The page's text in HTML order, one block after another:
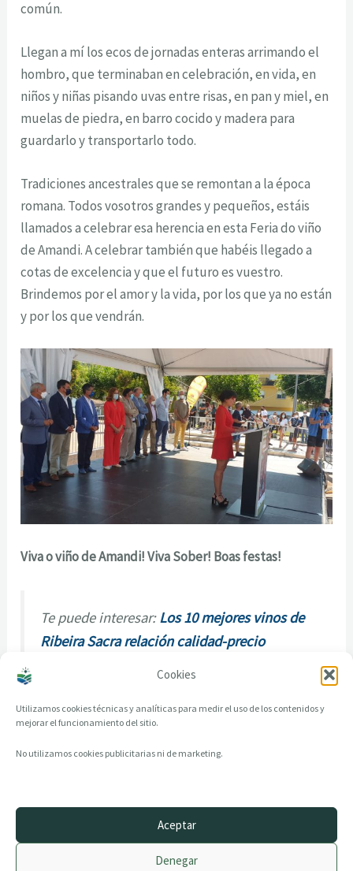
Cookies
Utilizamos cookies técnicas y analíticas para medir el uso de los contenidos y
mejorar el funcionamiento del sitio.
No utilizamos cookies publicitarias ni de marketing.
Aceptar
Denegar
común.
Llegan a mí los ecos de jornadas enteras arrimando el
hombro, que terminaban en celebración, en vida, en
niños y niñas pisando uvas entre risas, en pan y miel, en
muelas de piedra, en barro cocido y madera para
guardarlo y transportarlo todo.
Tradiciones ancestrales que se remontan a la época
romana. Todos vosotros grandes y pequeños, estáis
llamados a celebrar esa herencia en esta Feria do viño
de Amandi. A celebrar también que habéis llegado a
cotas de excelencia y que el futuro es vuestro.
Brindemos por el amor y la vida, por los que ya no están
y por los que vendrán.
Viva o viño de Amandi! Viva Sober! Boas festas!
Te puede interesar: Los 10 mejores vinos de
Ribeira Sacra relación calidad-precio
© 2014–2026 creandotuprovincia.es · Todos los derechos reservados